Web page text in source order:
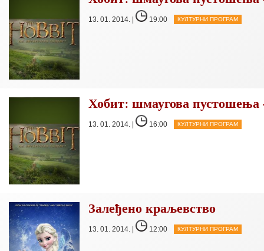
13. 01. 2014. | 19:00 КУЛТУРНИ ПРОГРАМ
Хобит: шмаугова пустошења
13. 01. 2014. | 16:00 КУЛТУРНИ ПРОГРАМ
Залеђено краљевство
13. 01. 2014. | 12:00 КУЛТУРНИ ПРОГРАМ